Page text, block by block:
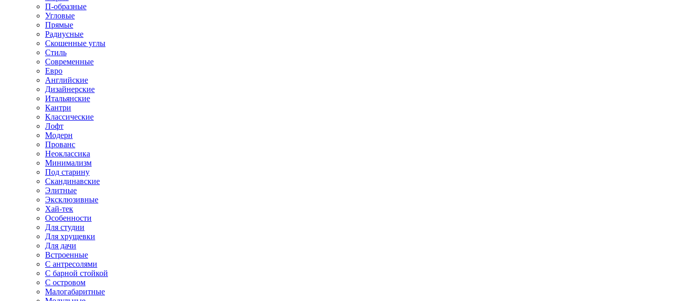
П-образные
Угловые
Прямые
Радиусные
Скошенные углы
Стиль
Современные
Евро
Английские
Дизайнерские
Итальянские
Кантри
Классические
Лофт
Модерн
Прованс
Неоклассика
Минимализм
Под старину
Скандинавские
Элитные
Эксклюзивные
Хай-тек
Особенности
Для студии
Для хрущевки
Для дачи
Встроенные
С антресолями
С барной стойкой
С островом
Малогабаритные